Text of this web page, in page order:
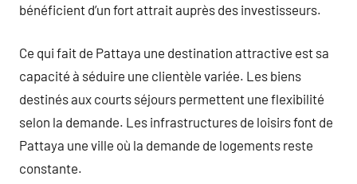
bénéficient d’un fort attrait auprès des investisseurs.
Ce qui fait de Pattaya une destination attractive est sa
capacité à séduire une clientèle variée. Les biens
destinés aux courts séjours permettent une flexibilité
selon la demande. Les infrastructures de loisirs font de
Pattaya une ville où la demande de logements reste
constante.